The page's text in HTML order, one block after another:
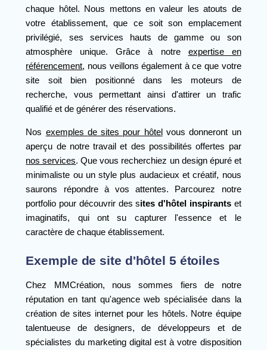
chaque hôtel. Nous mettons en valeur les atouts de
votre établissement, que ce soit son emplacement
privilégié, ses services hauts de gamme ou son
atmosphère unique. Grâce à notre expertise en
référencement, nous veillons également à ce que votre
site soit bien positionné dans les moteurs de
recherche, vous permettant ainsi d'attirer un trafic
qualifié et de générer des réservations.
Nos exemples de sites pour hôtelvous donneront un
aperçu de notre travail et des possibilités offertes par
nos services. Que vous recherchiez un design épuré et
minimaliste ou un style plus audacieux et créatif, nous
saurons répondre à vos attentes. Parcourez notre
portfolio pour découvrir des sites d'hôtel inspirantset
imaginatifs, qui ont su capturer l'essence et le
caractère de chaque établissement.
Exemple de site d'hôtel 5 étoiles
Chez MMCréation, nous sommes fiers de notre
réputation en tant qu'agence web spécialisée dans la
création de sites internet pour les hôtels. Notre équipe
talentueuse de designers, de développeurs et de
spécialistes du marketing digital est à votre disposition